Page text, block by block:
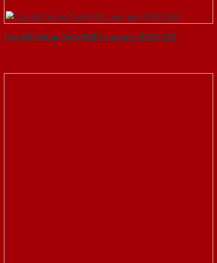
Cửa Gỗ Chống Cháy MDF Laminate P1R2-SGD